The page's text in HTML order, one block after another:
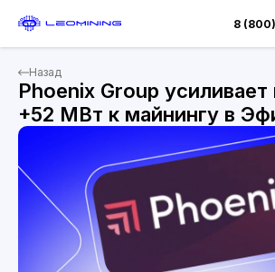
8
Назад
Phoenix Group усиливает
+52 МВт к майнингу в